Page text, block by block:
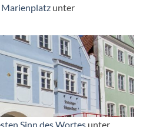
Marienplatz unter
Sinn des Wortes unter